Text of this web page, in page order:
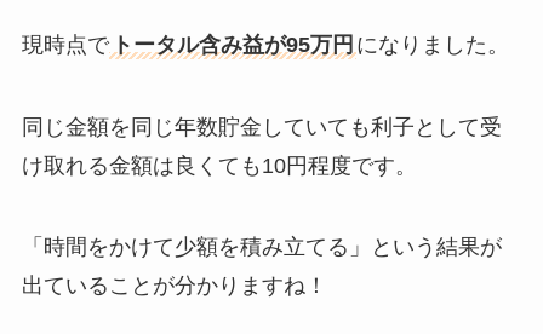
現時点で トータル含み益が95万円 になりました。
同じ金額を同じ年数貯金していても利子として受
け取れる金額は良くても10円程度です。
「時間をかけて少額を積み立てる」という結果が
出ていることが分かりますね！